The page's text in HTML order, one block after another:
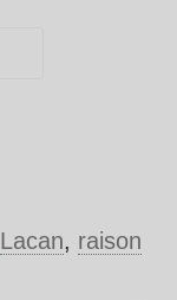
Lacan, raison